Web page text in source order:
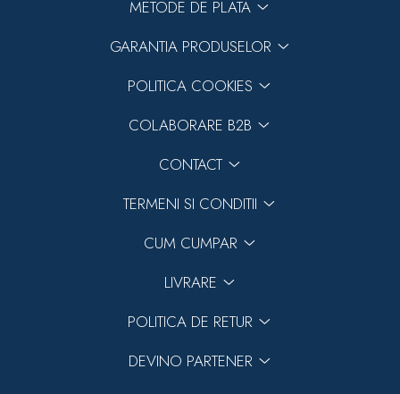
METODE DE PLATA
GARANTIA PRODUSELOR
POLITICA COOKIES
COLABORARE B2B
CONTACT
TERMENI SI CONDITII
CUM CUMPAR
LIVRARE
POLITICA DE RETUR
DEVINO PARTENER